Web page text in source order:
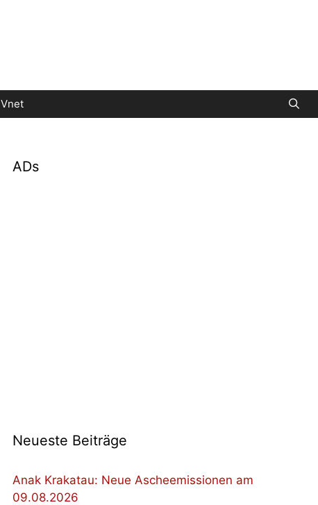
Vnet
ADs
Neueste Beiträge
Anak Krakatau: Neue Ascheemissionen am
09.08.2026